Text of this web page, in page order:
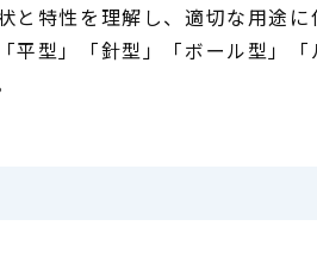
と特性を理解し、適切な用途
平型」「針型」「ボール型」